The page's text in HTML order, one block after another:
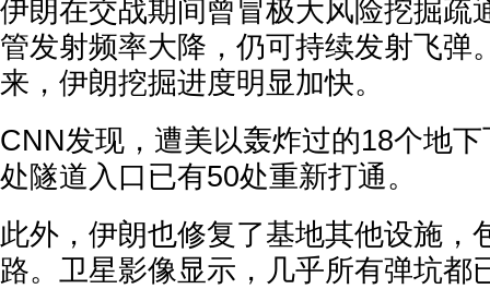
伊朗在交战期间曾冒极大风险挖掘疏
管发射频率大降，仍可持续发射飞弹
来，伊朗挖掘进度明显加快。
CNN发现，遭美以轰炸过的18个地
处隧道入口已有50处重新打通。
此外，伊朗也修复了基地其他设施，
路。卫星影像显示，几乎所有弹坑都